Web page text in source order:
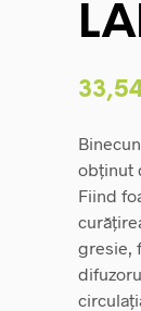
obținut
Fiind
gresie,